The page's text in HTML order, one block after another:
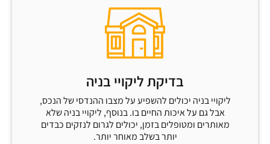
בדיקת ליקויי בניה
ליקויי בניה יכולים להשפיע על מצבו ההנדסי של הנכס,
אבל גם על איכות החיים בו. בנוסף, ליקויי בניה שלא
מאותרים ומטופלים בזמן, יכולים לגרום לנזקים כבדים
יותר בשלב מאוחר יותר.